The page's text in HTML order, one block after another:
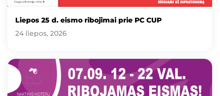
Liepos 25 d. eismo ribojimai prie PC CUP
24 liepos, 2026